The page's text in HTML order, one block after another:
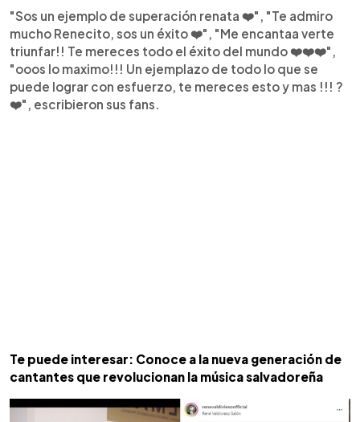
"Sos un ejemplo de superación renata ❤️", "Te admiro
mucho Renecito, sos un éxito ❤️", "Me encantaa verte
triunfar!! Te mereces todo el éxito del mundo ❤️❤️❤️",
"ooos lo maximo!!! Un ejemplazo de todo lo que se
puede lograr con esfuerzo, te mereces esto y mas !!! ?
❤️", escribieron sus fans.
Te puede interesar: Conoce a la nueva generación de
cantantes que revolucionan la música salvadoreña